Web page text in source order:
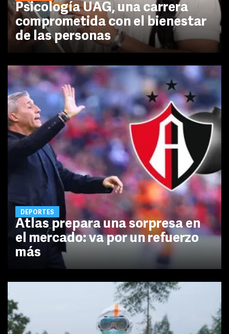
Psicología UAG, una carrera
comprometida con el bienestar
de las personas
DEPORTES
Atlas prepara una sorpresa en
el mercado: va por un refuerzo
más